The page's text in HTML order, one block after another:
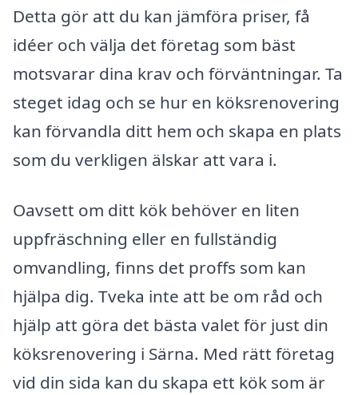
Detta gör att du kan jämföra priser, få
idéer och välja det företag som bäst
motsvarar dina krav och förväntningar. Ta
steget idag och se hur en köksrenovering
kan förvandla ditt hem och skapa en plats
som du verkligen älskar att vara i.
Oavsett om ditt kök behöver en liten
uppfräschning eller en fullständig
omvandling, finns det proffs som kan
hjälpa dig. Tveka inte att be om råd och
hjälp att göra det bästa valet för just din
köksrenovering i Särna. Med rätt företag
vid din sida kan du skapa ett kök som är